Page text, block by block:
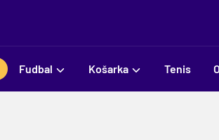
Fudbal Košarka Tenis